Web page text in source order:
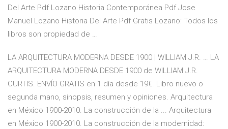
Del Arte Pdf Lozano Historia Contemporánea Pdf Jose
Manuel Lozano Historia Del Arte Pdf Gratis Lozano: Todos los
libros son propiedad de …
LA ARQUITECTURA MODERNA DESDE 1900 | WILLIAM J.R. … LA
ARQUITECTURA MODERNA DESDE 1900 de WILLIAM J.R.
CURTIS. ENVÍO GRATIS en 1 día desde 19€. Libro nuevo o
segunda mano, sinopsis, resumen y opiniones. Arquitectura
en México 1900-2010. La construcción de la ... Arquitectura
en México 1900-2010. La construcción de la modernidad: